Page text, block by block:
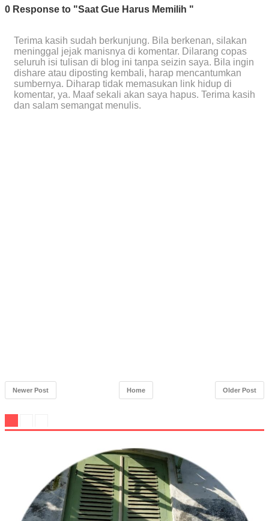
0 Response to "Saat Gue Harus Memilih "
Terima kasih sudah berkunjung. Bila berkenan, silakan
meninggal jejak manisnya di komentar. Dilarang copas
seluruh isi tulisan di blog ini tanpa seizin saya. Bila ingin
dishare atau diposting kembali, harap mencantumkan
sumbernya. Diharap tidak memasukan link hidup di
komentar, ya. Maaf sekali akan saya hapus. Terima kasih
dan salam semangat menulis.
Newer Post Older Post
Home